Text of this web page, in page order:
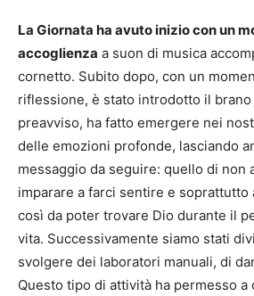
La Giornata ha avuto inizio con un
accoglienza a suon di musica
cornetto. Subito dopo, con un
riflessione, è stato introdotto il brano
preavviso, ha fatto emergere nei
delle emozioni profonde, lasciando
messaggio da seguire: quello di non
imparare a farci sentire e soprattutto
così da poter trovare Dio durante il
vita. Successivamente siamo stati
svolgere dei laboratori manuali, di
Questo tipo di attività ha permesso a